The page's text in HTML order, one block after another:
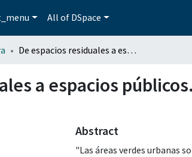
All of DSpace
De espacios residuales a espacios públicos. Rescate de áreas verdes urbanas Los lavaderos
a espacios
Abstract
"Las áreas verdes urbanas